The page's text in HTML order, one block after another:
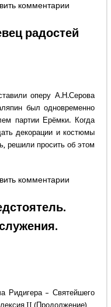
Брегеда - Песнь Деворы.
комментарии
радостей
оперу А.Н.Серова
был одновременно
партии Ерёмки. Когда
декорации и костюмы
решили просить об этом
радостей жизни
комментарии
Ридигера – Святейшего
II (Продолжение)